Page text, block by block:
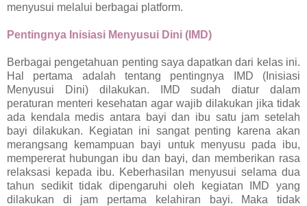
menyusui melalui berbagai platform.
Pentingnya Inisiasi Menyusui Dini (IMD)
Berbagai pengetahuan penting saya dapatkan dari kelas ini.
Hal pertama adalah tentang pentingnya IMD (Inisiasi
Menyusui Dini) dilakukan. IMD sudah diatur dalam
peraturan menteri kesehatan agar wajib dilakukan jika tidak
ada kendala medis antara bayi dan ibu satu jam setelah
bayi dilakukan. Kegiatan ini sangat penting karena akan
merangsang kemampuan bayi untuk menyusu pada ibu,
mempererat hubungan ibu dan bayi, dan memberikan rasa
relaksasi kepada ibu. Keberhasilan menyusui selama dua
tahun sedikit tidak dipengaruhi oleh kegiatan IMD yang
dilakukan di jam pertama kelahiran bayi. Maka tidak